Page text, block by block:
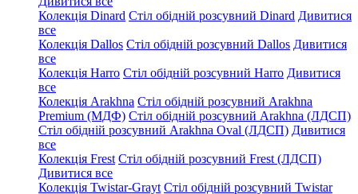
Колекція Dinard Стіл обідній розсувний Dinard Дивитися
все
Колекція Dallos Стіл обідній розсувний Dallos Дивитися
все
Колекція Harro Стіл обідній розсувний Harro Дивитися
все
Колекція Arakhna Стіл обідній розсувний Arakhna
Premium (МДФ) Стіл обідній розсувний Arakhna (ЛДСП)
Стіл обідній розсувний Arakhna Oval (ЛДСП) Дивитися
все
Колекція Frest Стіл обідній розсувний Frest (ЛДСП)
Дивитися все
Колекція Twistar-Grayt Стіл обідній розсувний Twistar